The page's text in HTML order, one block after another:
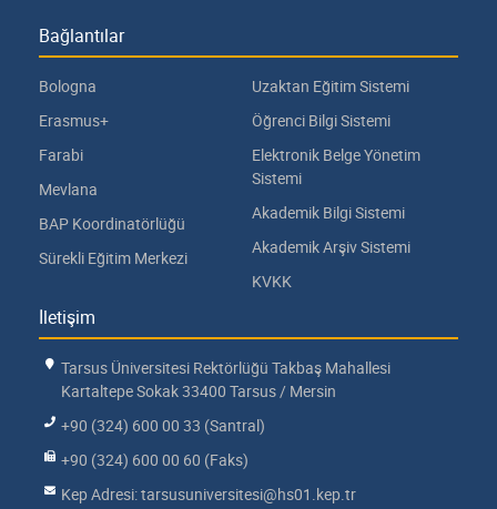
Bağlantılar
Bologna
Erasmus+
Farabi
Mevlana
BAP Koordinatörlüğü
Sürekli Eğitim Merkezi
Uzaktan Eğitim Sistemi
Öğrenci Bilgi Sistemi
Elektronik Belge Yönetim
Sistemi
Akademik Bilgi Sistemi
Akademik Arşiv Sistemi
KVKK
İletişim
Tarsus Üniversitesi Rektörlüğü Takbaş Mahallesi
Kartaltepe Sokak 33400 Tarsus / Mersin
+90 (324) 600 00 33 (Santral)
+90 (324) 600 00 60 (Faks)
Kep Adresi: tarsusuniversitesi@hs01.kep.tr